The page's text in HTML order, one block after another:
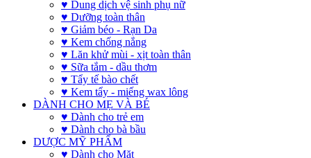
♥ Dung dịch vệ sinh phụ nữ
♥ Dưỡng toàn thân
♥ Giảm béo - Rạn Da
♥ Kem chống nắng
♥ Lăn khử mùi - xịt toàn thân
♥ Sữa tắm - dầu thơm
♥ Tẩy tế bào chết
♥ Kem tẩy - miếng wax lông
DÀNH CHO MẸ VÀ BÉ
♥ Dành cho trẻ em
♥ Dành cho bà bầu
DƯỢC MỸ PHẨM
♥ Dành cho Mặt